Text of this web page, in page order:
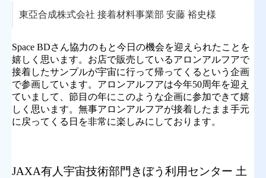
東亞合成株式会社 接着材料事業部 安藤 裕史様
Space BDさん協力のもと今日の機会を迎えられたことを
嬉しく思います。お店で販売しているアロンアルフアで
接着したサンプルが宇宙に行って帰ってくるという企画
で参画しています。アロンアルフアは今年50周年を迎え
ていまして、節目の年にこのような企画に参加できて嬉
しく思います。無事アロンアルフアが接着したまま手元
に戻ってくる日を非常に楽しみにしております。
JAXA有人宇宙技術部門きぼう利用センター 土